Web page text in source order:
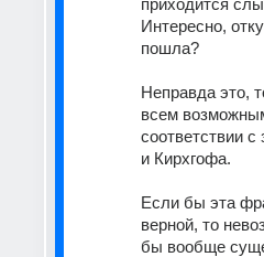
приходится
Интересно,
пошла?
Неправда это,
всем
соответствии
и Кирхгофа.
Если бы эта
верной, то
бы вообще